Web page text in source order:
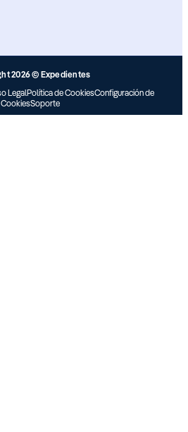
2026 © Expedientes
LegalPolítica de CookiesConfiguración de
CookiesSoporte